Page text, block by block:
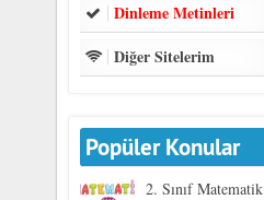
Dinleme Metinleri
Diğer Sitelerim
Popüler Konular
2. Sınıf Matematik